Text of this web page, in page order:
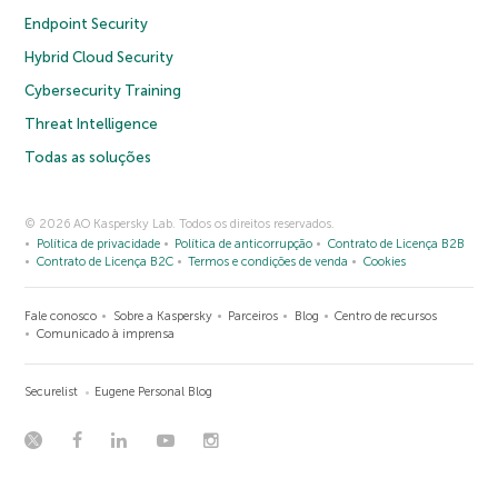
Endpoint Security
Hybrid Cloud Security
Cybersecurity Training
Threat Intelligence
Todas as soluções
© 2026 AO Kaspersky Lab. Todos os direitos reservados.
Política de privacidade
Política de anticorrupção
Contrato de Licença B2B
Contrato de Licença B2C
Termos e condições de venda Cookies
Fale conosco Sobre a Kaspersky Parceiros Blog
Centro de recursos
Comunicado à imprensa
Securelist Eugene Personal Blog